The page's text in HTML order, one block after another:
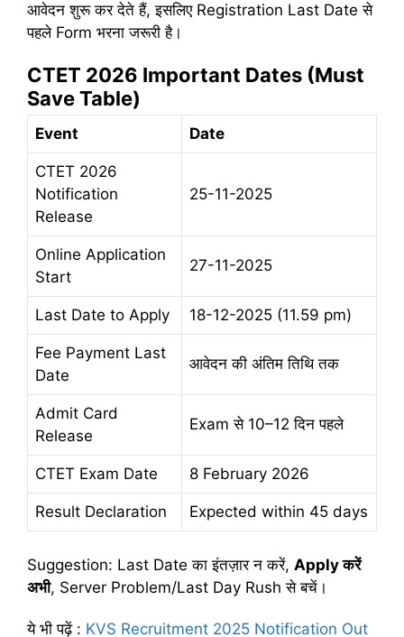
आवेदन शुरू कर देते हैं, इसलिए Registration Last Date से
पहले Form भरना जरूरी है।
CTET 2026 Important Dates (Must
Save Table)
Event Date
CTET 2026
Notification
Release
25-11-2025
Online Application
Start
27-11-2025
Last Date to Apply 18-12-2025 (11.59 pm)
Fee Payment Last
Date
आवेदन की अंतिम तिथि तक
Admit Card
Release
Exam से 10–12 दिन पहले
CTET Exam Date 8 February 2026
Result Declaration Expected within 45 days
Suggestion: Last Date का इंतज़ार न करें, Applyकरें
अभी, Server Problem/Last Day Rush से बचें।
ये भी पढ़ें : KVS Recruitment 2025 Notification Out